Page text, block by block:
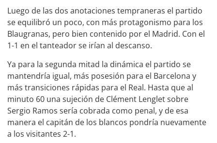
Luego de las dos anotaciones tempraneras el partido
se equilibró un poco, con más protagonismo para los
Blaugranas, pero bien contenido por el Madrid. Con el
1-1 en el tanteador se irían al descanso.
Ya para la segunda mitad la dinámica el partido se
mantendría igual, más posesión para el Barcelona y
más transiciones rápidas para el Real. Hasta que al
minuto 60 una sujeción de Clément Lenglet sobre
Sergio Ramos sería cobrada como penal, y de esa
manera el capitán de los blancos pondría nuevamente
a los visitantes 2-1.